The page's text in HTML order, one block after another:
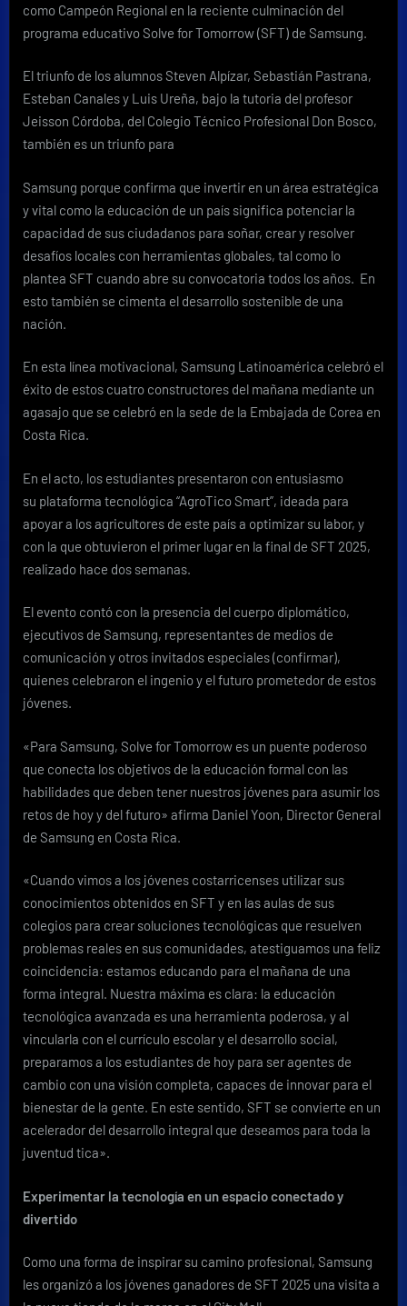
como Campeón Regional en la reciente culminación del
programa educativo Solve for Tomorrow (SFT) de Samsung.
El triunfo de los alumnos Steven Alpízar, Sebastián Pastrana,
Esteban Canales y Luis Ureña, bajo la tutoria del profesor
Jeisson Córdoba, del Colegio Técnico Profesional Don Bosco,
también es un triunfo para
Samsung porque confirma que invertir en un área estratégica
y vital como la educación de un país significa potenciar la
capacidad de sus ciudadanos para soñar, crear y resolver
desafíos locales con herramientas globales, tal como lo
plantea SFT cuando abre su convocatoria todos los años. En
esto también se cimenta el desarrollo sostenible de una
nación.
En esta línea motivacional, Samsung Latinoamérica celebró el
éxito de estos cuatro constructores del mañana mediante un
agasajo que se celebró en la sede de la Embajada de Corea en
Costa Rica.
En el acto, los estudiantes presentaron con entusiasmo
su plataforma tecnológica “AgroTico Smart”, ideada para
apoyar a los agricultores de este país a optimizar su labor, y
con la que obtuvieron el primer lugar en la final de SFT 2025,
realizado hace dos semanas.
El evento contó con la presencia del cuerpo diplomático,
ejecutivos de Samsung, representantes de medios de
comunicación y otros invitados especiales (confirmar),
quienes celebraron el ingenio y el futuro prometedor de estos
jóvenes.
«Para Samsung, Solve for Tomorrow es un puente poderoso
que conecta los objetivos de la educación formal con las
habilidades que deben tener nuestros jóvenes para asumir los
retos de hoy y del futuro» afirma Daniel Yoon, Director General
de Samsung en Costa Rica.
«Cuando vimos a los jóvenes costarricenses utilizar sus
conocimientos obtenidos en SFT y en las aulas de sus
colegios para crear soluciones tecnológicas que resuelven
problemas reales en sus comunidades, atestiguamos una feliz
coincidencia: estamos educando para el mañana de una
forma integral. Nuestra máxima es clara: la educación
tecnológica avanzada es una herramienta poderosa, y al
vincularla con el currículo escolar y el desarrollo social,
preparamos a los estudiantes de hoy para ser agentes de
cambio con una visión completa, capaces de innovar para el
bienestar de la gente. En este sentido, SFT se convierte en un
acelerador del desarrollo integral que deseamos para toda la
juventud tica».
Experimentar la tecnología en un espacio conectado y
divertido
Como una forma de inspirar su camino profesional, Samsung
les organizó a los jóvenes ganadores de SFT 2025 una visita a